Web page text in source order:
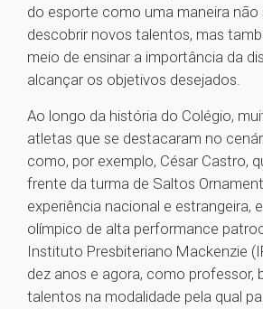
do esporte como uma maneira não
descobrir novos talentos, mas
meio de ensinar a importância da
alcançar os objetivos desejados.
Ao longo da história do Colégio,
atletas que se destacaram no
como, por exemplo, César Castro,
frente da turma de Saltos
experiência nacional e estrangeira,
olímpico de alta performance
Instituto Presbiteriano Mackenzie
dez anos e agora, como professor,
talentos na modalidade pela qual